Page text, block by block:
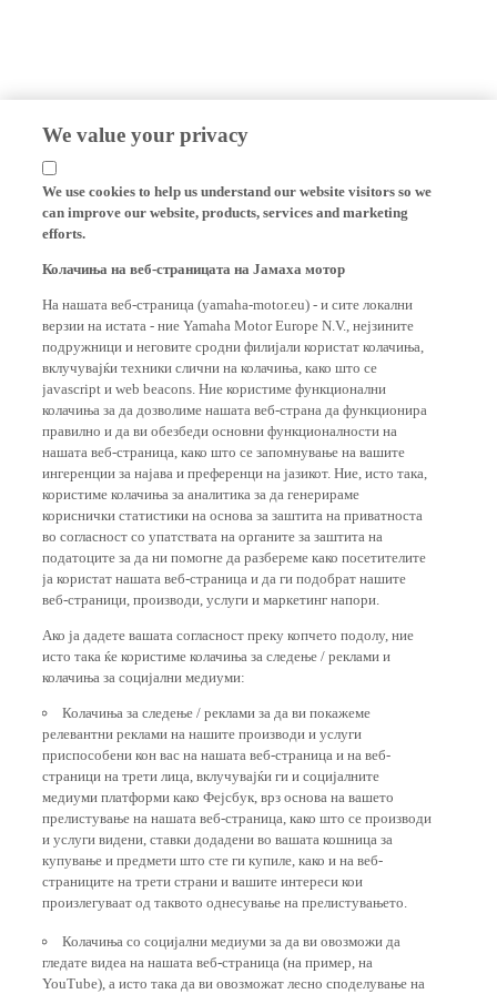
We value your privacy
We use cookies to help us understand our website visitors so we
can improve our website, products, services and marketing
efforts.
Колачиња на веб-страницата на Јамаха мотор
На нашата веб-страница (yamaha-motor.eu) - и сите локални
верзии на истата - ние Yamaha Motor Europe N.V., нејзините
подружници и неговите сродни филијали користат колачиња,
вклучувајќи техники слични на колачиња, како што се
javascript и web beacons. Ние користиме функционални
колачиња за да дозволиме нашата веб-страна да функционира
правилно и да ви обезбеди основни функционалности на
нашата веб-страница, како што се запомнување на вашите
ингеренции за најава и преференци на јазикот. Ние, исто така,
користиме колачиња за аналитика за да генерираме
кориснички статистики на основа за заштита на приватноста
во согласност со упатствата на органите за заштита на
податоците за да ни помогне да разбереме како посетителите
ја користат нашата веб-страница и да ги подобрат нашите
веб-страници, производи, услуги и маркетинг напори.
Ако ја дадете вашата согласност преку копчето подолу, ние
исто така ќе користиме колачиња за следење / реклами и
колачиња за социјални медиуми:
Колачиња за следење / реклами за да ви покажеме
релевантни реклами на нашите производи и услуги
приспособени кон вас на нашата веб-страница и на веб-
страници на трети лица, вклучувајќи ги и социјалните
медиуми платформи како Фејсбук, врз основа на вашето
прелистување на нашата веб-страница, како што се производи
и услуги видени, ставки додадени во вашата кошница за
купување и предмети што сте ги купиле, како и на веб-
страниците на трети страни и вашите интереси кои
произлегуваат од таквото однесување на прелистувањето.
Колачиња со социјални медиуми за да ви овозможи да
гледате видеа на нашата веб-страница (на пример, на
YouTube), а исто така да ви овозможат лесно споделување на